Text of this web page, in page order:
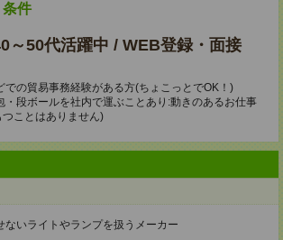
条件
～50代活躍中 / WEB登録・面接
の貿易事務経験がある方(ちょこっとでOK！)
段ボールを社内で運ぶことあり:動きのあるお仕事
ことはありません)
ないライトやランプを扱うメーカー